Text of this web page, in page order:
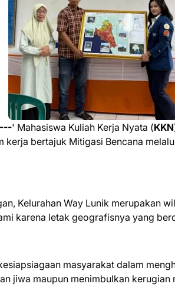
' Mahasiswa Kuliah Kerja Nyata (KKN
kerja bertajuk Mitigasi Bencana
Kelurahan Way Lunik merupakan
karena letak geografisnya yang
masyarakat dalam
jiwa maupun menimbulkan kerugian